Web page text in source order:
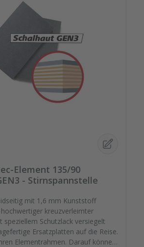
Element 135/90
- Stirnspannstelle
mit 1,6 mm Kunststoff
kreuzverleimter
Ersatzplatten auf die Reise.
Elementrahmen. Darauf können